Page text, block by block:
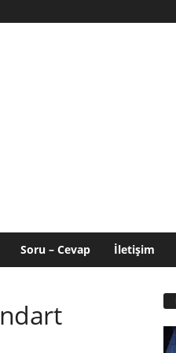
Soru – Cevap İletişim